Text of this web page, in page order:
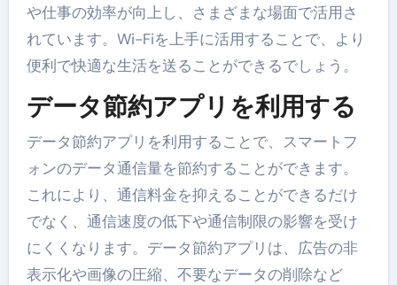
や仕事の効率が向上し、さまざまな場面で活用さ
れています。Wi-Fiを上手に活用することで、より
便利で快適な生活を送ることができるでしょう。
データ節約アプリを利用する
データ節約アプリを利用することで、スマートフ
ォンのデータ通信量を節約することができます。
これにより、通信料金を抑えることができるだけ
でなく、通信速度の低下や通信制限の影響を受け
にくくなります。データ節約アプリは、広告の非
表示化や画像の圧縮、不要なデータの削除など